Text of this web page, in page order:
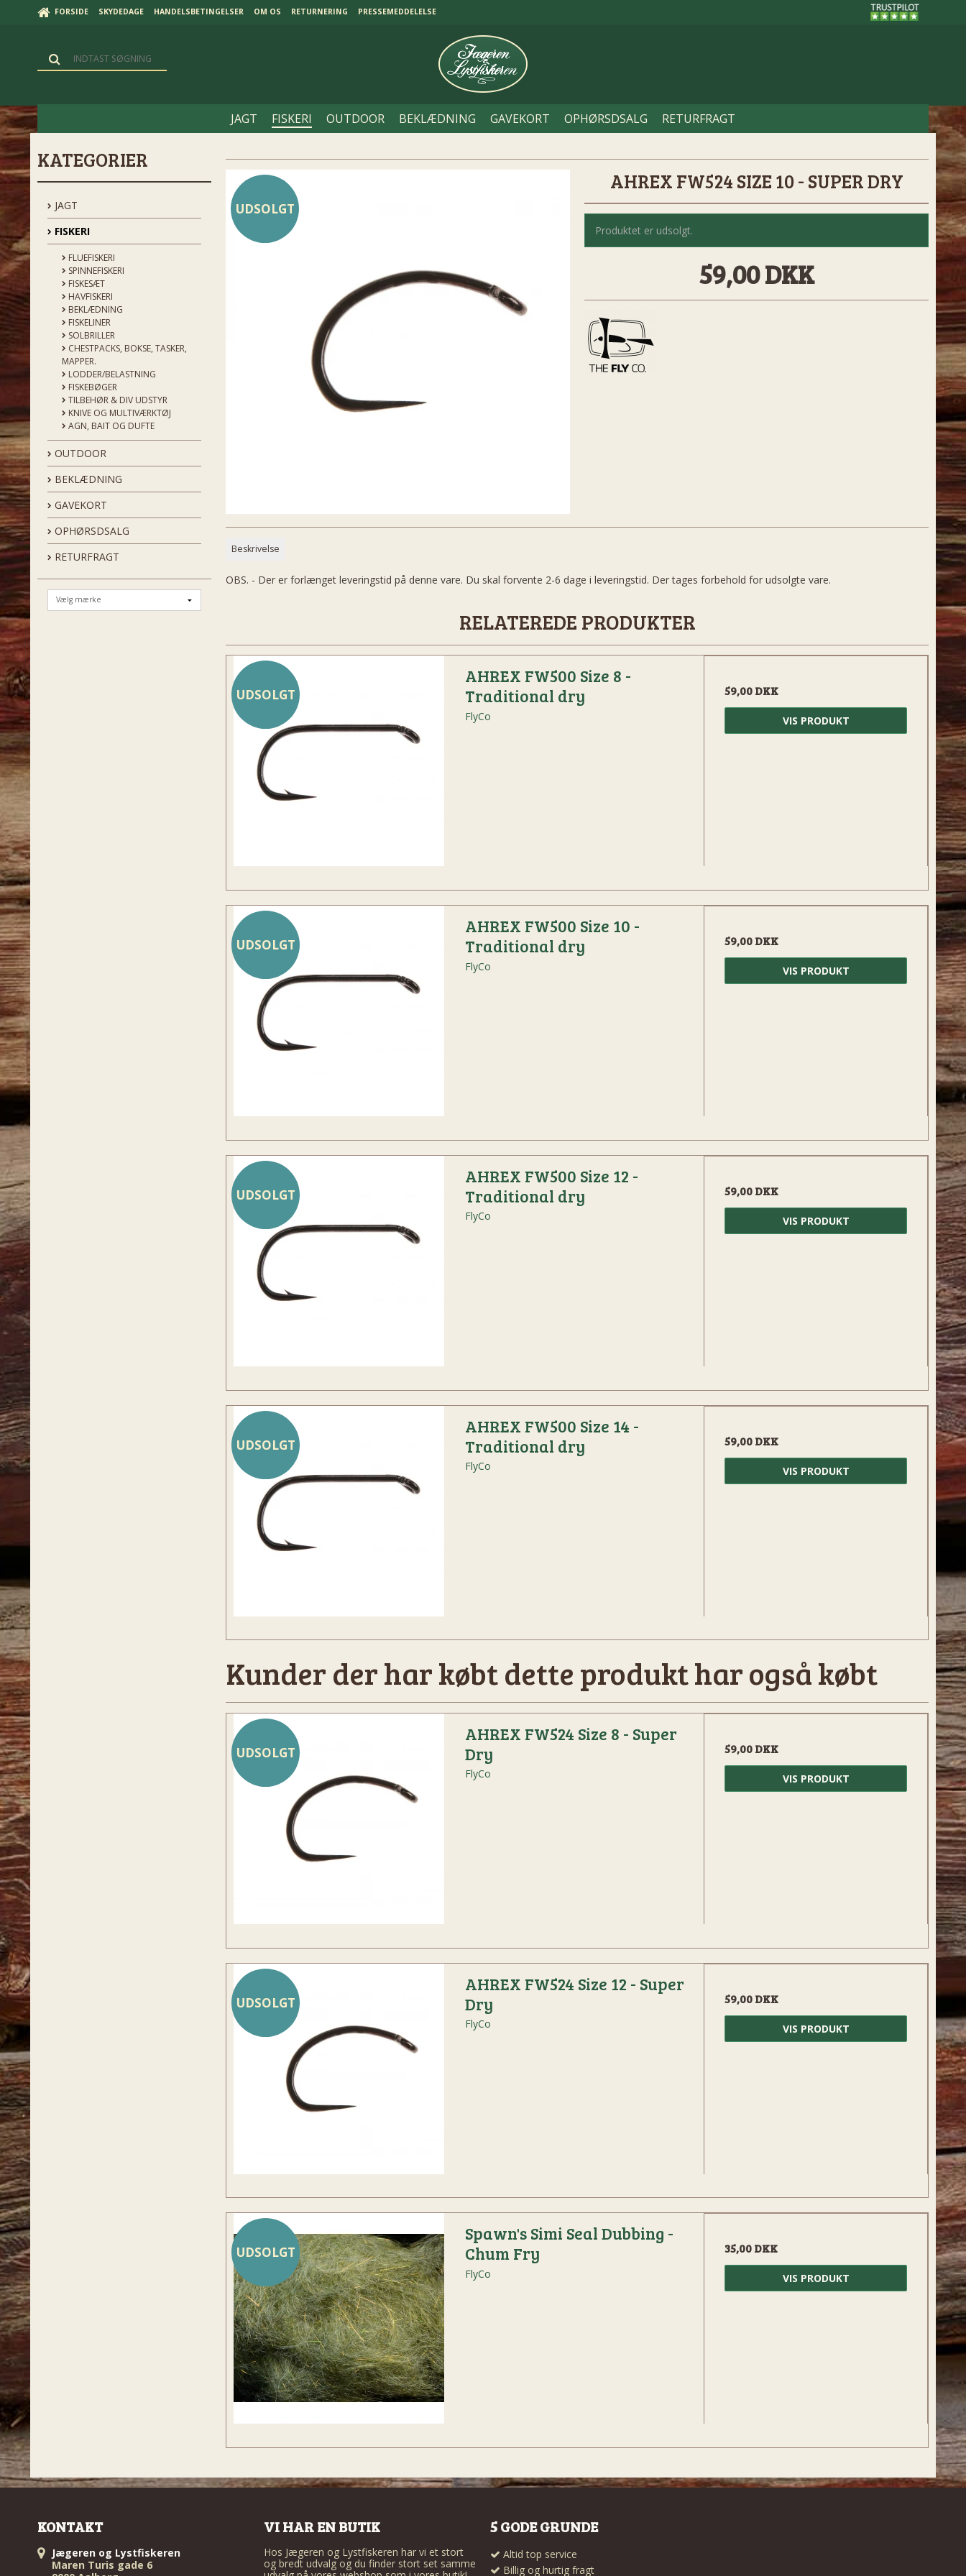
FORSIDE SKYDEDAGE HANDELSBETINGELSER OM OS RETURNERING PRESSEMEDDELELSE
JAGT FISKERI OUTDOOR BEKLÆDNING GAVEKORT OPHØRSDSALG RETURFRAGT
KATEGORIER
JAGT
FISKERI
FLUEFISKERI
SPINNEFISKERI
FISKESÆT
HAVFISKERI
BEKLÆDNING
FISKELINER
SOLBRILLER
CHESTPACKS, BOKSE, TASKER,
MAPPER.
LODDER/BELASTNING
FISKEBØGER
TILBEHØR & DIV UDSTYR
KNIVE OG MULTIVÆRKTØJ
AGN, BAIT OG DUFTE
OUTDOOR
BEKLÆDNING
GAVEKORT
OPHØRSDSALG
RETURFRAGT
UDSOLGT
AHREX FW524 SIZE 10 - SUPER DRY
Produktet er udsolgt.
59,00 DKK
Beskrivelse
OBS. - Der er forlænget leveringstid på denne vare. Du skal forvente 2-6 dage i leveringstid. Der tages forbehold for udsolgte vare.
RELATEREDE PRODUKTER
UDSOLGT
AHREX FW500 Size 8 -
Traditional dry
FlyCo
59,00 DKK
VIS PRODUKT
UDSOLGT
AHREX FW500 Size 10 -
Traditional dry
FlyCo
59,00 DKK
VIS PRODUKT
UDSOLGT
AHREX FW500 Size 12 -
Traditional dry
FlyCo
59,00 DKK
VIS PRODUKT
UDSOLGT
AHREX FW500 Size 14 -
Traditional dry
FlyCo
59,00 DKK
VIS PRODUKT
Kunder der har købt dette produkt har også købt
UDSOLGT
AHREX FW524 Size 8 - Super
Dry
FlyCo
59,00 DKK
VIS PRODUKT
UDSOLGT
AHREX FW524 Size 12 - Super
Dry
FlyCo
59,00 DKK
VIS PRODUKT
UDSOLGT
Spawn's Simi Seal Dubbing -
Chum Fry
FlyCo
35,00 DKK
VIS PRODUKT
KONTAKT
Jægeren og Lystfiskeren
Maren Turis gade 6
VI HAR EN BUTIK
Hos Jægeren og Lystfiskeren har vi et stort
og bredt udvalg og du finder stort set samme
5 GODE GRUNDE
Altid top service
Billig og hurtig fragt